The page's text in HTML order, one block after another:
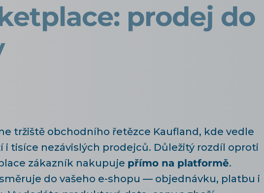
prodej do
tržiště obchodního řetězce Kaufland, kde vedle
tisíce nezávislých prodejců. Důležitý rozdíl oproti
zákazník nakupuje přímo na platformě.
do vašeho e-shopu — objednávku, platbu i